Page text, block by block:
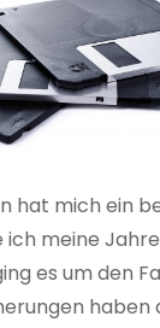
hat mich ein
meine
es um den
haben